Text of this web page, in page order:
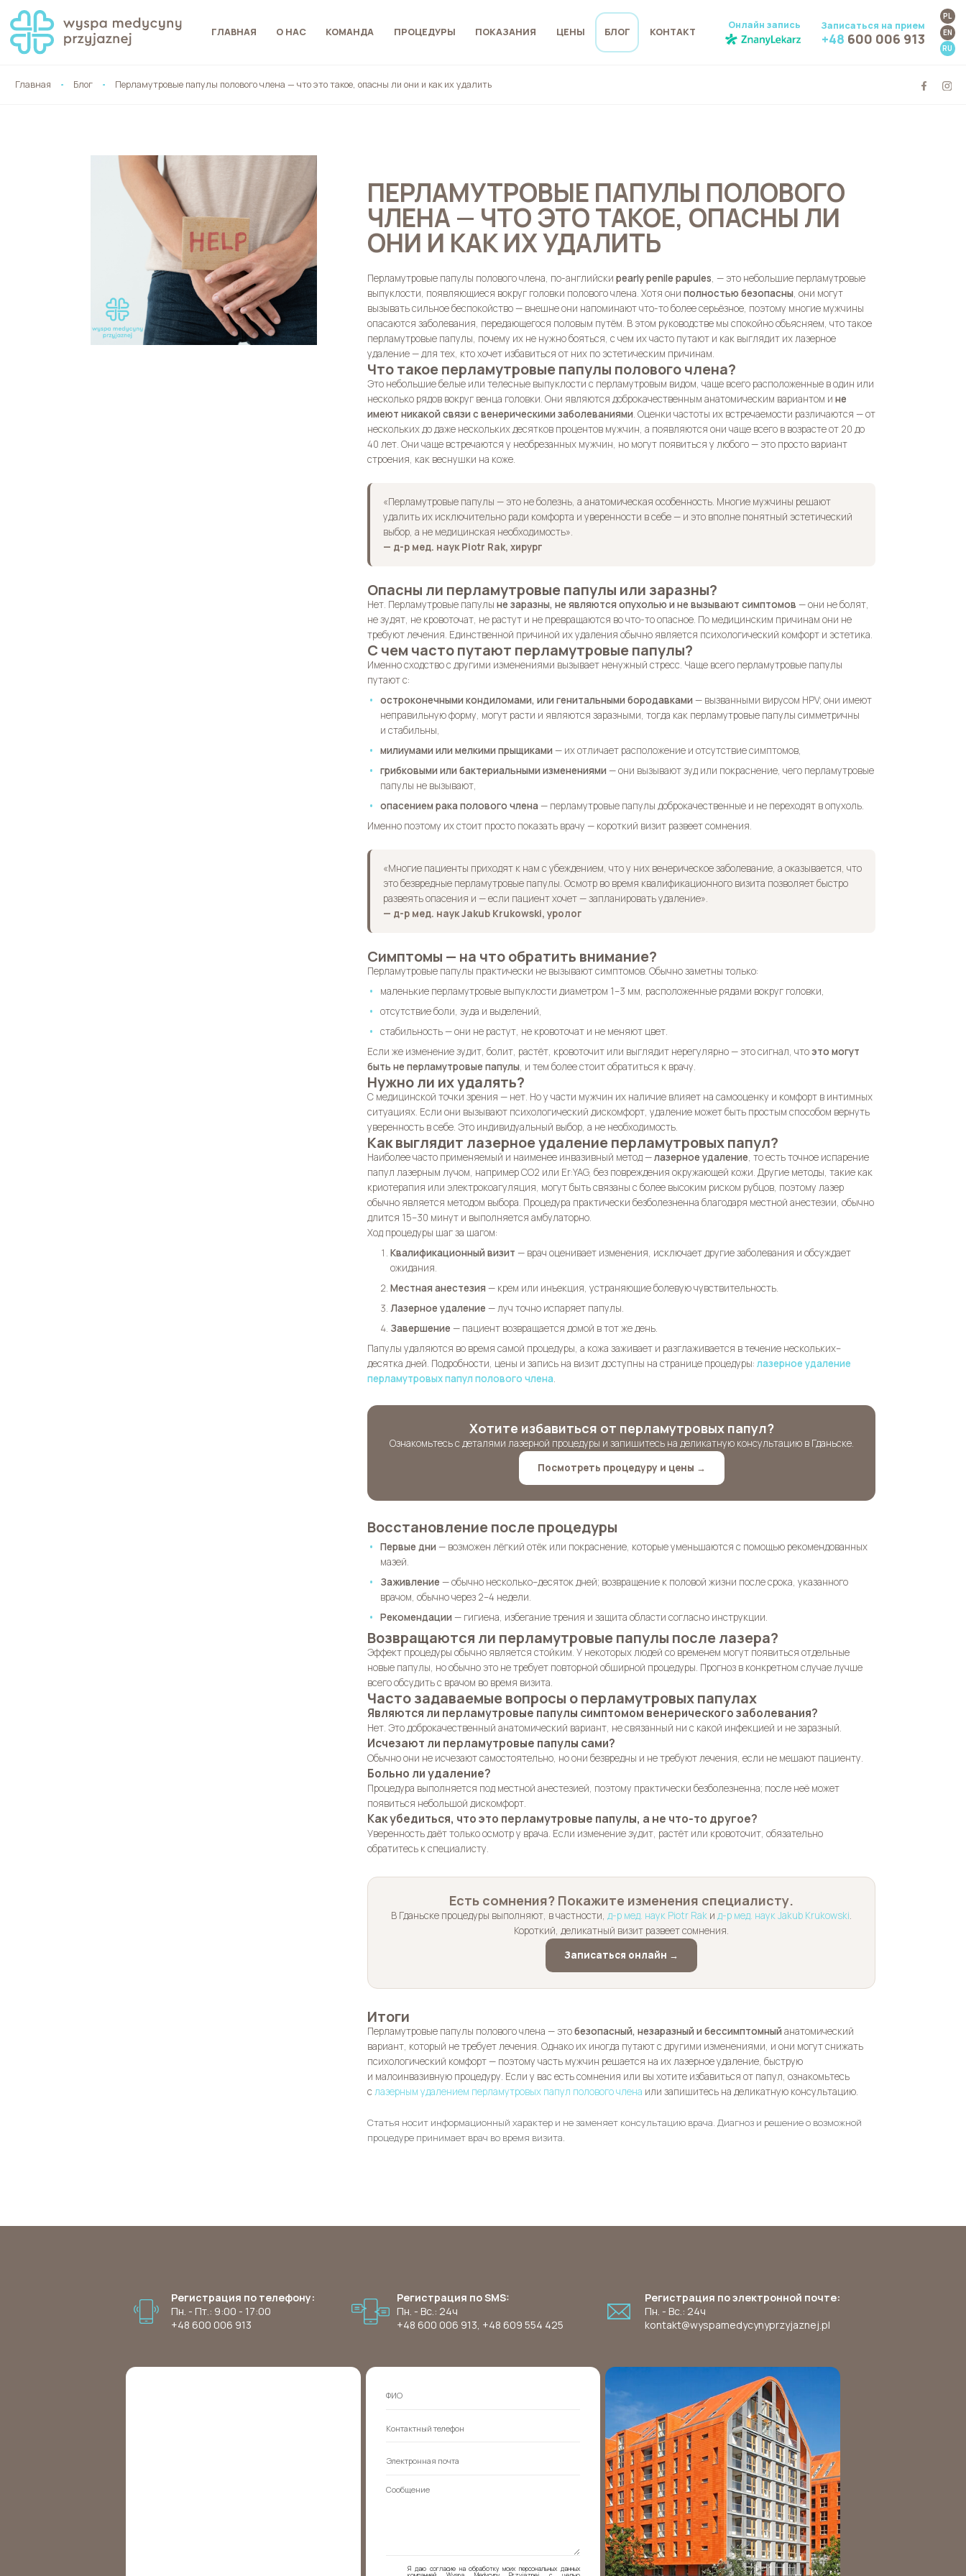
ГЛАВНАЯ О НАС КОМАНДА ПРОЦЕДУРЫ ПОКАЗАНИЯ ЦЕНЫ БЛОГ КОНТАКТ
Онлайн запись Записаться на прием
+48 600 006 913
PL
EN
RU
Главная Блог Перламутровые папулы полового члена — что это такое, опасны ли они и как их удалить
ПЕРЛАМУТРОВЫЕ ПАПУЛЫ ПОЛОВОГО
ЧЛЕНА — ЧТО ЭТО ТАКОЕ, ОПАСНЫ ЛИ
ОНИ И КАК ИХ УДАЛИТЬ
Перламутровые папулы полового члена, по-английски pearly penile papules, — это небольшие перламутровые
выпуклости, появляющиеся вокруг головки полового члена. Хотя они полностью безопасны, они могут
вызывать сильное беспокойство — внешне они напоминают что-то более серьёзное, поэтому многие мужчины
опасаются заболевания, передающегося половым путём. В этом руководстве мы спокойно объясняем, что такое
перламутровые папулы, почему их не нужно бояться, с чем их часто путают и как выглядит их лазерное
удаление — для тех, кто хочет избавиться от них по эстетическим причинам.
Что такое перламутровые папулы полового члена?
Это небольшие белые или телесные выпуклости с перламутровым видом, чаще всего расположенные в один или
несколько рядов вокруг венца головки. Они являются доброкачественным анатомическим вариантом и не
имеют никакой связи с венерическими заболеваниями. Оценки частоты их встречаемости различаются — от
нескольких до даже нескольких десятков процентов мужчин, а появляются они чаще всего в возрасте от 20 до
40 лет. Они чаще встречаются у необрезанных мужчин, но могут появиться у любого — это просто вариант
строения, как веснушки на коже.
«Перламутровые папулы — это не болезнь, а анатомическая особенность. Многие мужчины решают
удалить их исключительно ради комфорта и уверенности в себе — и это вполне понятный эстетический
выбор, а не медицинская необходимость».
— д-р мед. наук Piotr Rak, хирург
Опасны ли перламутровые папулы или заразны?
Нет. Перламутровые папулы не заразны, не являются опухолью и не вызывают симптомов — они не болят,
не зудят, не кровоточат, не растут и не превращаются во что-то опасное. По медицинским причинам они не
требуют лечения. Единственной причиной их удаления обычно является психологический комфорт и эстетика.
С чем часто путают перламутровые папулы?
Именно сходство с другими изменениями вызывает ненужный стресс. Чаще всего перламутровые папулы
путают с:
остроконечными кондиломами, или генитальными бородавками— вызванными вирусом HPV; они имеют
неправильную форму, могут расти и являются заразными, тогда как перламутровые папулы симметричны
и стабильны,
милиумами или мелкими прыщиками— их отличает расположение и отсутствие симптомов,
грибковыми или бактериальными изменениями— они вызывают зуд или покраснение, чего перламутровые
папулы не вызывают,
опасением рака полового члена— перламутровые папулы доброкачественные и не переходят в опухоль.
Именно поэтому их стоит просто показать врачу — короткий визит развеет сомнения.
«Многие пациенты приходят к нам с убеждением, что у них венерическое заболевание, а оказывается, что
это безвредные перламутровые папулы. Осмотр во время квалификационного визита позволяет быстро
развеять опасения и — если пациент хочет — запланировать удаление».
— д-р мед. наук Jakub Krukowski, уролог
Симптомы — на что обратить внимание?
Перламутровые папулы практически не вызывают симптомов. Обычно заметны только:
маленькие перламутровые выпуклости диаметром 1–3 мм, расположенные рядами вокруг головки,
отсутствие боли, зуда и выделений,
стабильность — они не растут, не кровоточат и не меняют цвет.
Если же изменение зудит, болит, растёт, кровоточит или выглядит нерегулярно — это сигнал, чтоэто могут
быть не перламутровые папулы, и тем более стоит обратиться к врачу.
Нужно ли их удалять?
С медицинской точки зрения — нет. Но у части мужчин их наличие влияет на самооценку и комфорт в интимных
ситуациях. Если они вызывают психологический дискомфорт, удаление может быть простым способом вернуть
уверенность в себе. Это индивидуальный выбор, а не необходимость.
Как выглядит лазерное удаление перламутровых папул?
Наиболее часто применяемый и наименее инвазивный метод —лазерное удаление, то есть точное испарение
папул лазерным лучом, например CO2 или Er:YAG, без повреждения окружающей кожи. Другие методы, такие как
криотерапия или электрокоагуляция, могут быть связаны с более высоким риском рубцов, поэтому лазер
обычно является методом выбора. Процедура практически безболезненна благодаря местной анестезии, обычно
длится 15–30 минут и выполняется амбулаторно.
Ход процедуры шаг за шагом:
Квалификационный визит — врач оценивает изменения, исключает другие заболевания и обсуждает
ожидания.
Местная анестезия— крем или инъекция, устраняющие болевую чувствительность.
Лазерное удаление — луч точно испаряет папулы.
Завершение — пациент возвращается домой в тот же день.
Папулы удаляются во время самой процедуры, а кожа заживает и разглаживается в течение нескольких–
десятка дней. Подробности, цены и запись на визит доступны на странице процедуры: лазерное удаление
перламутровых папул полового члена.
Хотите избавиться от перламутровых папул?
Ознакомьтесь с деталями лазерной процедуры и запишитесь на деликатную консультацию в Гданьске.
Посмотреть процедуру и цены →
Восстановление после процедуры
Первые дни— возможен лёгкий отёк или покраснение, которые уменьшаются с помощью рекомендованных
мазей.
Заживление — обычно несколько–десяток дней; возвращение к половой жизни после срока, указанного
врачом, обычно через 2–4 недели.
Рекомендации— гигиена, избегание трения и защита области согласно инструкции.
Возвращаются ли перламутровые папулы после лазера?
Эффект процедуры обычно является стойким. У некоторых людей со временем могут появиться отдельные
новые папулы, но обычно это не требует повторной обширной процедуры. Прогноз в конкретном случае лучше
всего обсудить с врачом во время визита.
Часто задаваемые вопросы о перламутровых папулах
Являются ли перламутровые папулы симптомом венерического заболевания?
Нет. Это доброкачественный анатомический вариант, не связанный ни с какой инфекцией и не заразный.
Исчезают ли перламутровые папулы сами?
Обычно они не исчезают самостоятельно, но они безвредны и не требуют лечения, если не мешают пациенту.
Больно ли удаление?
Процедура выполняется под местной анестезией, поэтому практически безболезненна; после неё может
появиться небольшой дискомфорт.
Как убедиться, что это перламутровые папулы, а не что-то другое?
Уверенность даёт только осмотр у врача. Если изменение зудит, растёт или кровоточит, обязательно
обратитесь к специалисту.
Есть сомнения? Покажите изменения специалисту.
В Гданьске процедуры выполняют, в частности, д-р мед. наук Piotr Rak и д-р мед. наук Jakub Krukowski.
Короткий, деликатный визит развеет сомнения.
Записаться онлайн →
Итоги
Перламутровые папулы полового члена — этобезопасный, незаразный и бессимптомныйанатомический
вариант, который не требует лечения. Однако их иногда путают с другими изменениями, и они могут снижать
психологический комфорт — поэтому часть мужчин решается на их лазерное удаление, быструю
и малоинвазивную процедуру. Если у вас есть сомнения или вы хотите избавиться от папул, ознакомьтесь
с лазерным удалением перламутровых папул полового члена или запишитесь на деликатную консультацию.
Статья носит информационный характер и не заменяет консультацию врача. Диагноз и решение о возможной
процедуре принимает врач во время визита.
Регистрация по телефону:
Пн. - Пт.: 9:00 - 17:00
+48 600 006 913
Регистрация по SMS:
Пн. - Вс.: 24ч
+48 600 006 913, +48 609 554 425
Регистрация по электронной почте:
Пн. - Вс.: 24ч
kontakt@wyspamedycynyprzyjaznej.pl
Я даю согласие на обработку моих персональных данных